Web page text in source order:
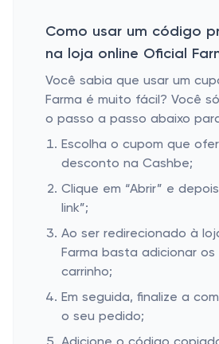
Como usar um código
na loja online Oficial
Você sabia que usar um
Farma é muito fácil? Você
o passo a passo abaixo
Escolha o cupom que
desconto na Cashbe;
Clique em “Abrir” e
link”;
Ao ser redirecionado à
Farma basta adicionar
carrinho;
Em seguida, finalize a
o seu pedido;